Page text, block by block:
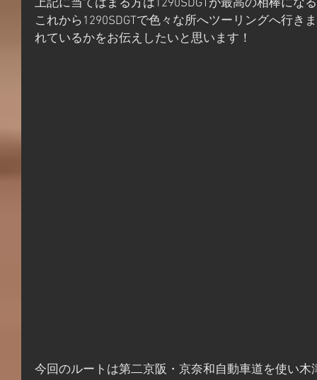
上記に当てはまる方は1290SDGTが最高の相棒にな
これから1290SDGTで色々な所へツーリングへ行き
れているかをお伝えしたいと思います！
今回のルートは第二京阪・京奈和自動車道を使い